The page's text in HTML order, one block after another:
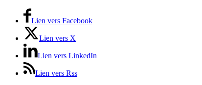
Lien vers Facebook
Lien vers X
Lien vers LinkedIn
Lien vers Rss